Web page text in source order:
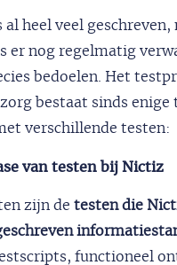
al heel veel geschreven,
er nog regelmatig
bedoelen. Het
bestaat sinds enige
verschillende testen:
van testen bij Nictiz
zijn de testen die
functioneel